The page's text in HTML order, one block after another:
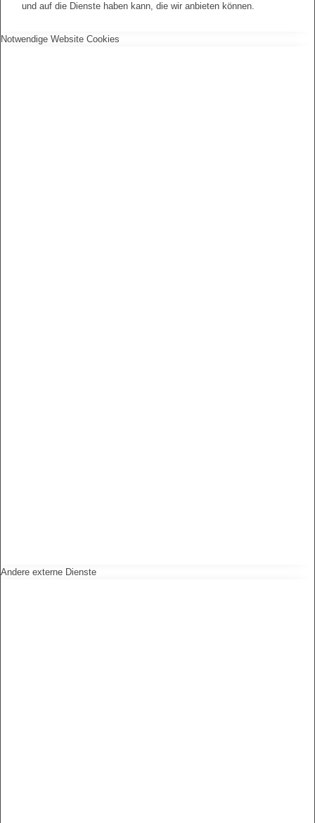
und auf die Dienste haben kann, die wir anbieten können.
Notwendige Website Cookies
Andere externe Dienste